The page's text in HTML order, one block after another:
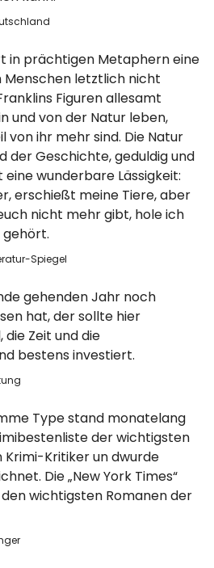
in prächtigen Metaphern eine
Menschen letztlich nicht
Figuren allesamt
und von der Natur leben,
von ihr mehr sind. Die Natur
der Geschichte, geduldig und
wunderbare Lässigkeit:
erschießt meine Tiere, aber
nicht mehr gibt, hole ich
gehört.
Spiegel
gehenden Jahr noch
hat, der sollte hier
die Zeit und die
bestens investiert.
Type stand monatelang
der wichtigsten
Kritiker un dwurde
Die „New York Times“
wichtigsten Romanen der